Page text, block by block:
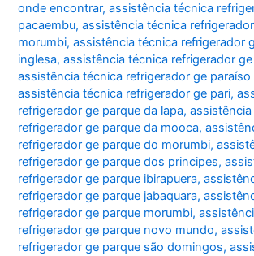
onde encontrar,assistência técnica
pacaembu,assistência técnica
morumbi,assistência técnica refrigerador
inglesa,assistência técnica refrigerador
assistência técnica refrigerador ge
assistência técnica refrigerador ge pari,
refrigerador ge parque da lapa,
refrigerador ge parque da mooca,
refrigerador ge parque do morumbi,
refrigerador ge parque dos principes,
refrigerador ge parque ibirapuera,
refrigerador ge parque jabaquara,
refrigerador ge parque morumbi,
refrigerador ge parque novo mundo,
refrigerador ge parque são domingos,